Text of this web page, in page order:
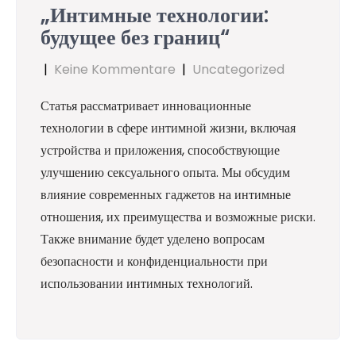
„Интимные технологии:
будущее без границ“
| Keine Kommentare | Uncategorized
Статья рассматривает инновационные
технологии в сфере интимной жизни, включая
устройства и приложения, способствующие
улучшению сексуального опыта. Мы обсудим
влияние современных гаджетов на интимные
отношения, их преимущества и возможные риски.
Также внимание будет уделено вопросам
безопасности и конфиденциальности при
использовании интимных технологий.